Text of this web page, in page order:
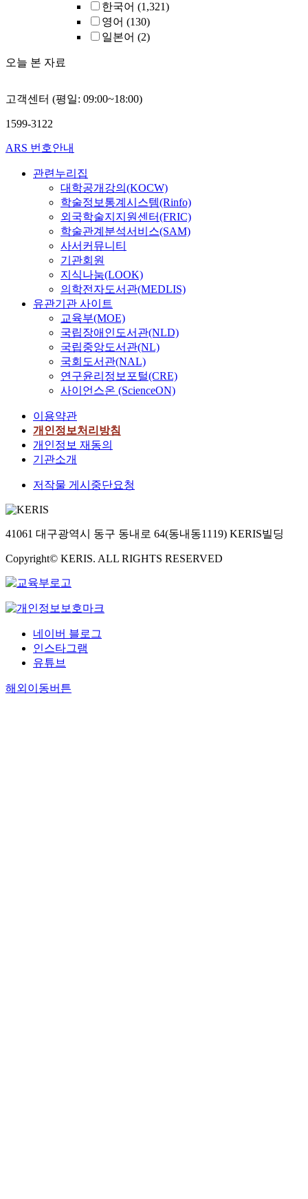
한국어 (1,321)
영어 (130)
일본어 (2)
오늘 본 자료
고객센터 (평일: 09:00~18:00)
1599-3122
ARS 번호안내
관련누리집
대학공개강의(KOCW)
학술정보통계시스템(Rinfo)
외국학술지지원센터(FRIC)
학술관계분석서비스(SAM)
사서커뮤니티
기관회원
지식나눔(LOOK)
의학전자도서관(MEDLIS)
유관기관 사이트
교육부(MOE)
국립장애인도서관(NLD)
국립중앙도서관(NL)
국회도서관(NAL)
연구윤리정보포털(CRE)
사이언스온 (ScienceON)
이용약관
개인정보처리방침
개인정보 재동의
기관소개
저작물 게시중단요청
41061 대구광역시 동구 동내로 64(동내동1119) KERIS빌딩
Copyright© KERIS. ALL RIGHTS RESERVED
네이버 블로그
인스타그램
유튜브
해외이동버튼